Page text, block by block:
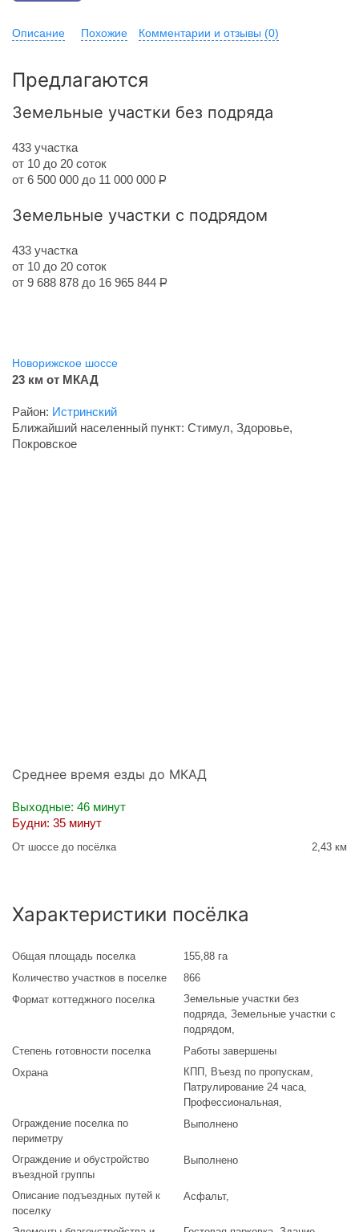
Описание Похожие Комментарии и отзывы (0)
Предлагаются
Земельные участки без подряда
433 участка
от 10 до 20 соток
от 6 500 000 до 11 000 000 Р
Земельные участки с подрядом
433 участка
от 10 до 20 соток
от 9 688 878 до 16 965 844 Р
Новорижское шоссе
23 км от МКАД
Район: Истринский
Ближайший населенный пункт: Стимул, Здоровье,
Покровское
Среднее время езды до МКАД
Выходные: 46 минут
Будни: 35 минут
От шоссе до посёлка 2,43 км
Характеристики посёлка
Общая площадь поселка
155,88 га
Количество участков в поселке
866
Формат коттеджного поселка
Земельные участки без
подряда, Земельные участки с
подрядом,
Степень готовности поселка
Работы завершены
Охрана
КПП, Въезд по пропускам,
Патрулирование 24 часа,
Профессиональная,
Ограждение поселка по
периметру
Выполнено
Ограждение и обустройство
въездной группы
Выполнено
Описание подъездных путей к
поселку
Асфальт,